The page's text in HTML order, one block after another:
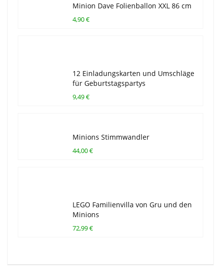
Minion Dave Folienballon XXL 86 cm
4,90 €
12 Einladungskarten und Umschläge
für Geburtstagspartys
9,49 €
Minions Stimmwandler
44,00 €
LEGO Familienvilla von Gru und den
Minions
72,99 €